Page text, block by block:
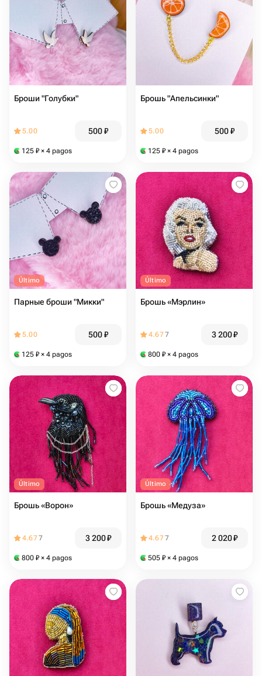
Броши "Голубки"
5.00 500₽
125 ₽ × 4 pagos
Брошь "Апельсинки"
5.00 500₽
125 ₽ × 4 pagos
Último
Парные броши "Микки"
5.00 500₽
125 ₽ × 4 pagos
Último
Брошь «Мэрлин»
4.677 3 200₽
800 ₽ × 4 pagos
Último
Брошь «Ворон»
4.677 3 200₽
800 ₽ × 4 pagos
Último
Брошь «Медуза»
4.677 2 020₽
505 ₽ × 4 pagos